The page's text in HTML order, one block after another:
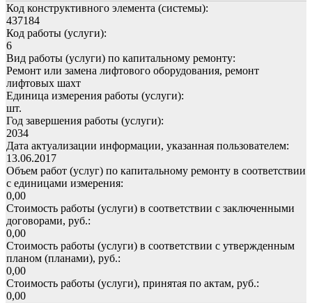
Код конструктивного элемента (системы):
437184
Код работы (услуги):
6
Вид работы (услуги) по капитальному ремонту:
Ремонт или замена лифтового оборудования, ремонт
лифтовых шахт
Единица измерения работы (услуги):
шт.
Год завершения работы (услуги):
2034
Дата актуализации информации, указанная пользователем:
13.06.2017
Объем работ (услуг) по капитальному ремонту в соответствии
с единицами измерения:
0,00
Стоимость работы (услуги) в соответствии с заключенными
договорами, руб.:
0,00
Стоимость работы (услуги) в соответствии с утвержденным
планом (планами), руб.:
0,00
Стоимость работы (услуги), принятая по актам, руб.:
0,00